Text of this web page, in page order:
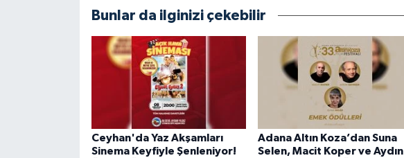
Bunlar da ilginizi çekebilir
Ceyhan'da Yaz Akşamları
Sinema Keyfiyle Şenleniyor!
Adana Altın Koza’dan Suna
Selen, Macit Koper ve Aydın